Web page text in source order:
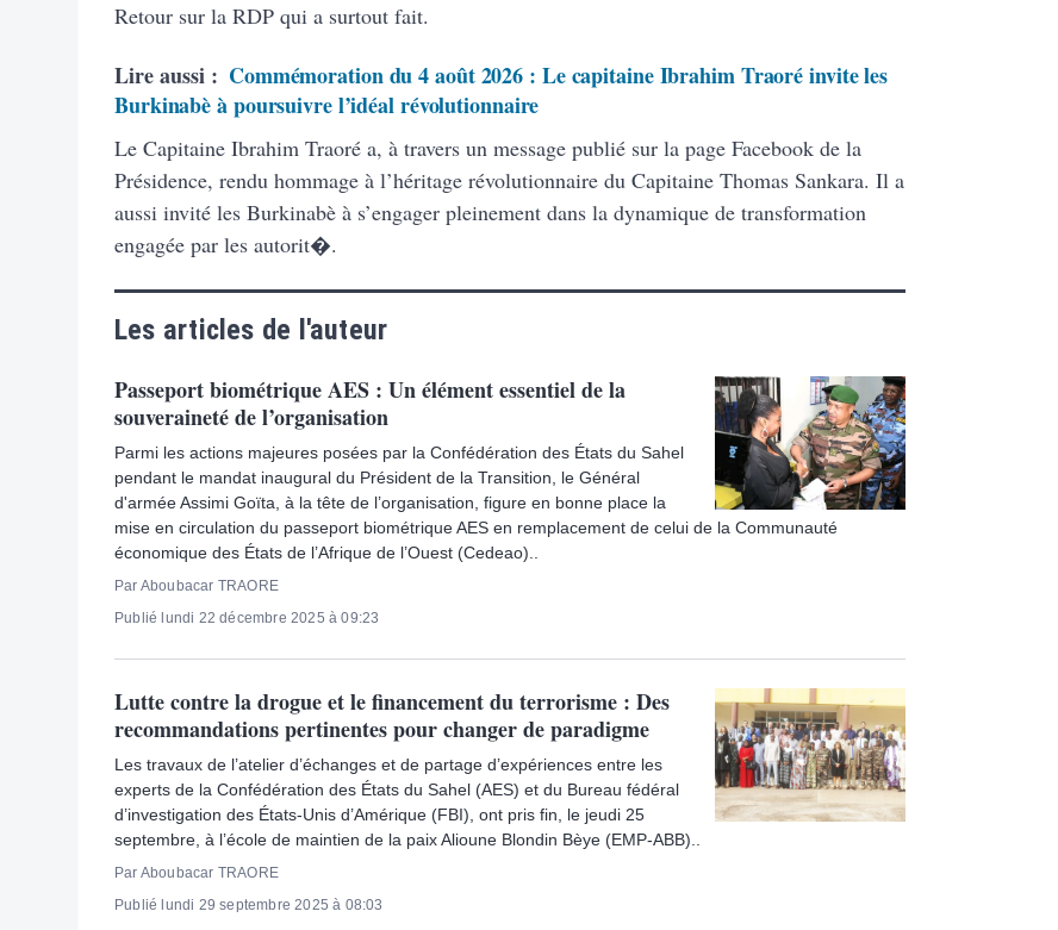
Retour sur la RDP qui a surtout fait.
Lire aussi : Commémoration du 4 août 2026 : Le capitaine Ibrahim Traoré invite les
Burkinabè à poursuivre l’idéal révolutionnaire
Le Capitaine Ibrahim Traoré a, à travers un message publié sur la page Facebook de la
Présidence, rendu hommage à l’héritage révolutionnaire du Capitaine Thomas Sankara. Il a
aussi invité les Burkinabè à s’engager pleinement dans la dynamique de transformation
engagée par les autorit�.
Les articles de l'auteur
Passeport biométrique AES : Un élément essentiel de la
souveraineté de l’organisation
Parmi les actions majeures posées par la Confédération des États du Sahel
pendant le mandat inaugural du Président de la Transition, le Général
d'armée Assimi Goïta, à la tête de l’organisation, figure en bonne place la
mise en circulation du passeport biométrique AES en remplacement de celui de la Communauté
économique des États de l’Afrique de l’Ouest (Cedeao)..
Par Aboubacar TRAORE
Publié lundi 22 décembre 2025 à 09:23
Lutte contre la drogue et le financement du terrorisme : Des
recommandations pertinentes pour changer de paradigme
Les travaux de l’atelier d’échanges et de partage d’expériences entre les
experts de la Confédération des États du Sahel (AES) et du Bureau fédéral
d’investigation des États-Unis d’Amérique (FBI), ont pris fin, le jeudi 25
septembre, à l’école de maintien de la paix Alioune Blondin Bèye (EMP-ABB)..
Par Aboubacar TRAORE
Publié lundi 29 septembre 2025 à 08:03